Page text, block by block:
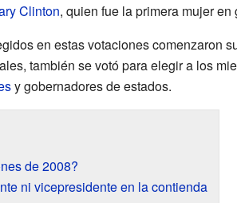
Clinton, quien fue la primera mujer
en estas votaciones comenzaron
también se votó para elegir a los
y gobernadores de estados.
de 2008?
ni vicepresidente en la contienda